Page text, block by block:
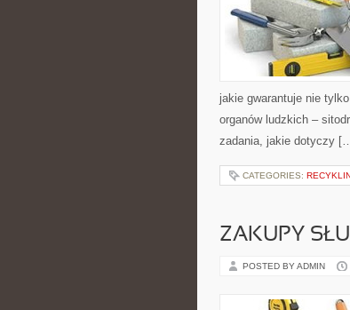
jakie gwarantuje nie
organów ludzkich –
zadania, jakie dotyczy
CATEGORIES:
ZAKUPY
POSTED BY ADMIN